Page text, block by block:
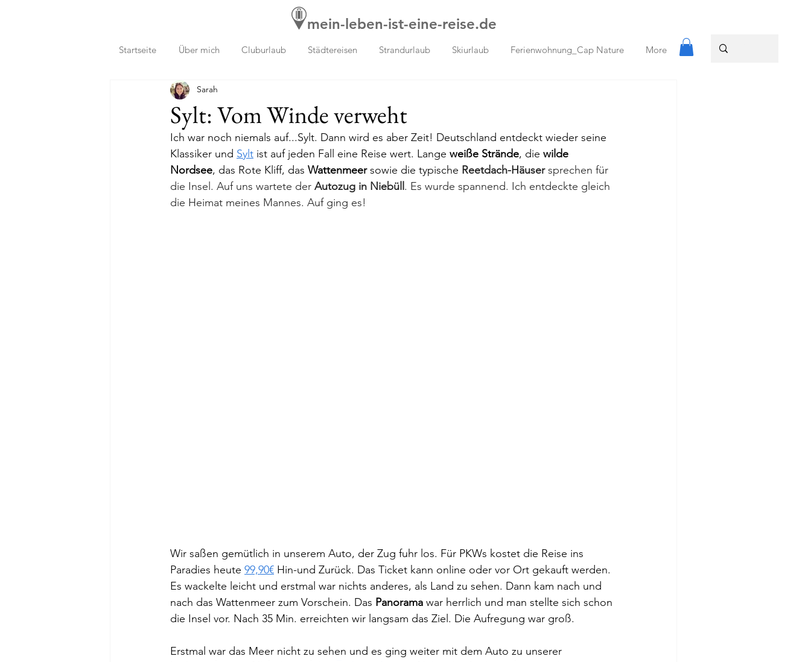
mein-leben-ist-eine-reise.de
Startseite Über mich Cluburlaub Städtereisen Strandurlaub Skiurlaub Ferienwohnung_Cap Nature More
Sylt: Vom Winde verweht
Sarah
Ich war noch niemals auf...Sylt. Dann wird es aber Zeit! Deutschland entdeckt wieder seine
Klassiker und Sylt ist auf jeden Fall eine Reise wert. Lange weiße Strände, die wilde
Nordsee, das Rote Kliff, das Wattenmeer sowie die typische Reetdach-Häuser sprechen für
die Insel. Auf uns wartete der Autozug in Niebüll . Es wurde spannend. Ich entdeckte gleich
die Heimat meines Mannes. Auf ging es!
Wir saßen gemütlich in unserem Auto, der Zug fuhr los. Für PKWs kostet die Reise ins
Paradies heute 99,90€ Hin-und Zurück. Das Ticket kann online oder vor Ort gekauft werden.
Es wackelte leicht und erstmal war nichts anderes, als Land zu sehen. Dann kam nach und
nach das Wattenmeer zum Vorschein. Das Panorama war herrlich und man stellte sich schon
die Insel vor. Nach 35 Min. erreichten wir langsam das Ziel. Die Aufregung war groß.
Erstmal war das Meer nicht zu sehen und es ging weiter mit dem Auto zu unserer